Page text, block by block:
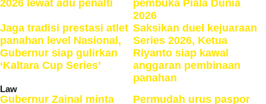
2026 lewat adu penalti
pembuka Piala Dunia
2026
Jaga tradisi prestasi atlet
panahan level Nasional,
Gubernur siap gulirkan
‘Kaltara Cup Series’
Saksikan duel kejuaraan
Series 2026, Ketua
Riyanto siap kawal
anggaran pembinaan
panahan
Law
Gubernur Zainal minta Permudah urus paspor